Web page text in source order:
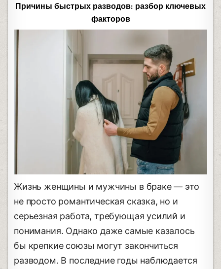
Причины быстрых разводов: разбор ключевых
факторов
Жизнь женщины и мужчины в браке — это
не просто романтическая сказка, но и
серьезная работа, требующая усилий и
понимания. Однако даже самые казалось
бы крепкие союзы могут закончиться
разводом. В последние годы наблюдается